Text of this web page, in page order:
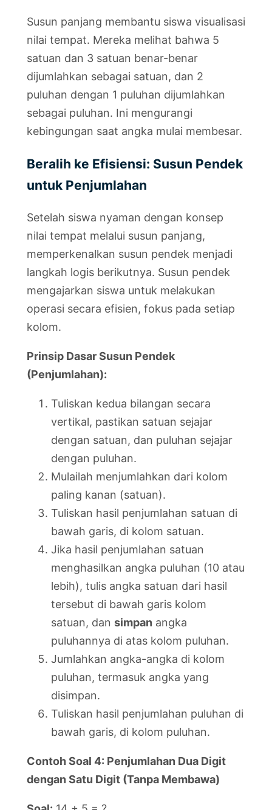
Susun panjang membantu siswa visualisasi
nilai tempat. Mereka melihat bahwa 5
satuan dan 3 satuan benar-benar
dijumlahkan sebagai satuan, dan 2
puluhan dengan 1 puluhan dijumlahkan
sebagai puluhan. Ini mengurangi
kebingungan saat angka mulai membesar.
Beralih ke Efisiensi: Susun Pendek
untuk Penjumlahan
Setelah siswa nyaman dengan konsep
nilai tempat melalui susun panjang,
memperkenalkan susun pendek menjadi
langkah logis berikutnya. Susun pendek
mengajarkan siswa untuk melakukan
operasi secara efisien, fokus pada setiap
kolom.
Prinsip Dasar Susun Pendek
(Penjumlahan):
Tuliskan kedua bilangan secara
vertikal, pastikan satuan sejajar
dengan satuan, dan puluhan sejajar
dengan puluhan.
Mulailah menjumlahkan dari kolom
paling kanan (satuan).
Tuliskan hasil penjumlahan satuan di
bawah garis, di kolom satuan.
Jika hasil penjumlahan satuan
menghasilkan angka puluhan (10 atau
lebih), tulis angka satuan dari hasil
tersebut di bawah garis kolom
satuan, dan simpan angka
puluhannya di atas kolom puluhan.
Jumlahkan angka-angka di kolom
puluhan, termasuk angka yang
disimpan.
Tuliskan hasil penjumlahan puluhan di
bawah garis, di kolom puluhan.
Contoh Soal 4: Penjumlahan Dua Digit
dengan Satu Digit (Tanpa Membawa)